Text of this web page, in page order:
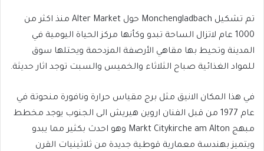
تم تشكيل Monchengladbach حول Alter Market منذ اكثر من
1000 عام لاتزال الساحة تبدو وكأنها مركز الحياة اليومية في
المدينة وتحيط بها مقاهي الأرصفة المزدحمة ويحتلها سوق
للمواد الغذائية صباح الثلاثاء والخميس والسبت توجد اثار حديثة.
في هذا المكان الانيق مثل برج مقياس حرارة ونافورة منحوتة في
عام 1977 من قبل الفنان اروين هيريش الى الجنوب يوجد مخطط
مبهج Markt Citykirche am Alton وهو احدث بكثير مما يبدو
ويتميز بهندسة معمارية قوطية جديدة من ثلاثينيات القرن